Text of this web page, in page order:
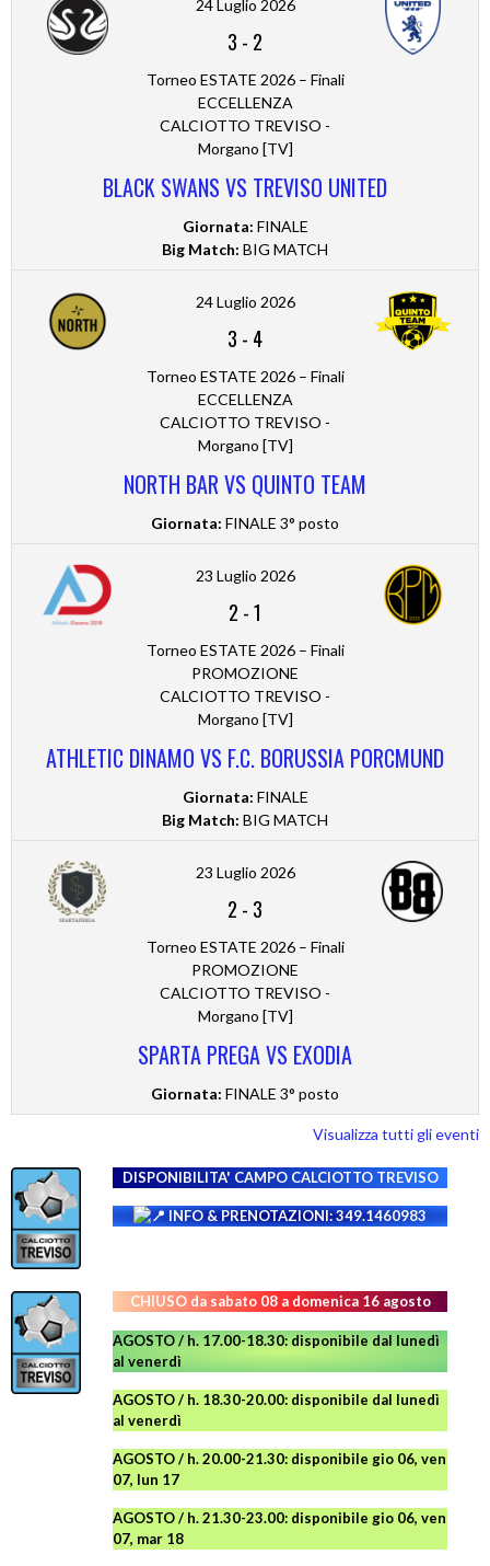
24 Luglio 2026
3 - 2
Torneo ESTATE 2026 – Finali
ECCELLENZA
CALCIOTTO TREVISO -
Morgano [TV]
BLACK SWANS VS TREVISO UNITED
Giornata: FINALE
Big Match: BIG MATCH
24 Luglio 2026
3 - 4
Torneo ESTATE 2026 – Finali
ECCELLENZA
CALCIOTTO TREVISO -
Morgano [TV]
NORTH BAR VS QUINTO TEAM
Giornata: FINALE 3° posto
23 Luglio 2026
2 -1
Torneo ESTATE 2026 – Finali
PROMOZIONE
CALCIOTTO TREVISO -
Morgano [TV]
ATHLETIC DINAMO VS F.C. BORUSSIA PORCMUND
Giornata: FINALE
Big Match: BIG MATCH
23 Luglio 2026
2 - 3
Torneo ESTATE 2026 – Finali
PROMOZIONE
CALCIOTTO TREVISO -
Morgano [TV]
SPARTA PREGA VS EXODIA
Giornata: FINALE 3° posto
Visualizza tutti gli eventi
DISPONIBILITA' CAMPO CALCIOTTO TREVISO
INFO & PRENOTAZIONI: 349.1460983
CHIUSO da sabato 08 a domenica 16 agosto
AGOSTO / h. 17.00-18.30: disponibile dal lunedì
al venerdì
AGOSTO/ h. 18.30-20.00: disponibile dal lunedì
al venerdì
AGOSTO / h. 20.00-21.30: disponibile gio 06, ven
07, lun 17
AGOSTO/ h. 21.30-23.00: disponibile gio 06, ven
07, mar 18